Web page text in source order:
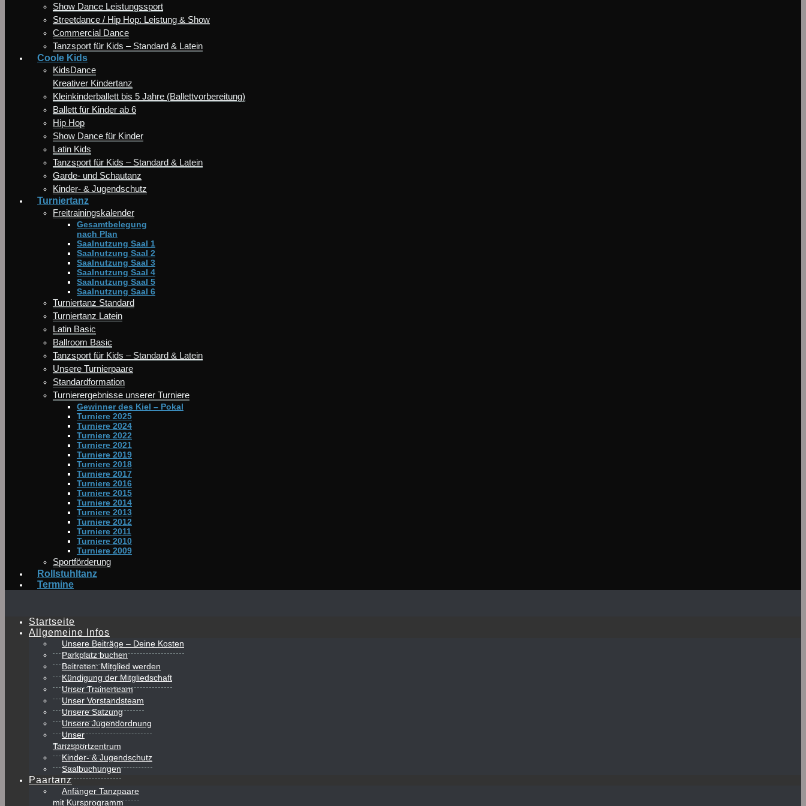
Show Dance Leistungssport
Streetdance / Hip Hop: Leistung & Show
Commercial Dance
Tanzsport für Kids – Standard & Latein
Coole Kids
KidsDance
Kreativer Kindertanz
Kleinkinderballett bis 5 Jahre (Ballettvorbereitung)
Ballett für Kinder ab 6
Hip Hop
Show Dance für Kinder
Latin Kids
Tanzsport für Kids – Standard & Latein
Garde- und Schautanz
Kinder- & Jugendschutz
Turniertanz
Freitrainingskalender
Gesamtbelegung
nach Plan
Saalnutzung Saal 1
Saalnutzung Saal 2
Saalnutzung Saal 3
Saalnutzung Saal 4
Saalnutzung Saal 5
Saalnutzung Saal 6
Turniertanz Standard
Turniertanz Latein
Latin Basic
Ballroom Basic
Tanzsport für Kids – Standard & Latein
Unsere Turnierpaare
Standardformation
Turnierergebnisse unserer Turniere
Gewinner des Kiel – Pokal
Turniere 2025
Turniere 2024
Turniere 2022
Turniere 2021
Turniere 2019
Turniere 2018
Turniere 2017
Turniere 2016
Turniere 2015
Turniere 2014
Turniere 2013
Turniere 2012
Turniere 2011
Turniere 2010
Turniere 2009
Sportförderung
Rollstuhltanz
Termine
Startseite
Allgemeine Infos
Unsere Beiträge – Deine Kosten
Parkplatz buchen
Beitreten: Mitglied werden
Kündigung der Mitgliedschaft
Unser Trainerteam
Unser Vorstandsteam
Unsere Satzung
Unsere Jugendordnung
Unser
Tanzsportzentrum
Kinder- & Jugendschutz
Saalbuchungen
Paartanz
Anfänger Tanzpaare
mit Kursprogramm